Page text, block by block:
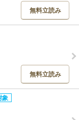
無料立読み
無料立読み